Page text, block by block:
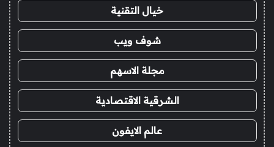
خيال التقنية
شوف ويب
مجلة الاسهم
الشرقية الاقتصادية
عالم الايفون